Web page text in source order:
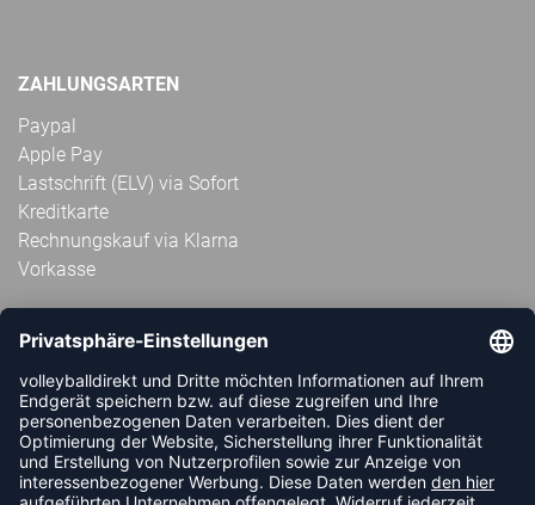
ZAHLUNGSARTEN
Paypal
Apple Pay
Lastschrift (ELV) via Sofort
Kreditkarte
Rechnungskauf via Klarna
Vorkasse
ABONNIERE JETZT DEN KOSTENLOSEN
VOLLEYBALLDIREKT-NEWSLETTER UND VERPASSE KEINE
NEUIGKEIT ODER AKTION MEHR.
JETZT ANMELDEN